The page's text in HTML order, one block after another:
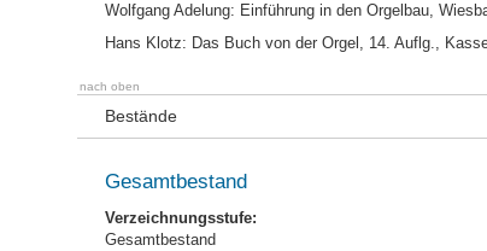
Wolfgang Adelung: Einführung in den Orgelbau,
Hans Klotz: Das Buch von der Orgel, 14. Auflg.,
nach oben
Bestände
Gesamtbestand
Verzeichnungsstufe:
Gesamtbestand